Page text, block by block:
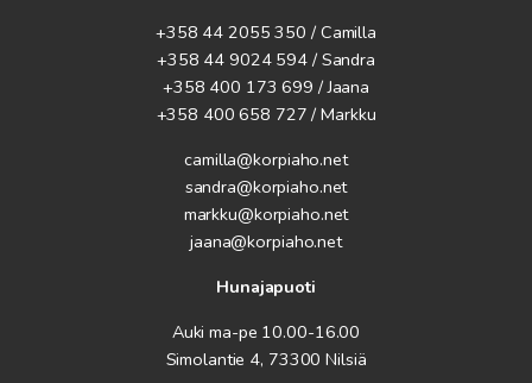
+358 44 2055 350 / Camilla
+358 44 9024 594 / Sandra
+358 400 173 699 / Jaana
+358 400 658 727 / Markku
camilla@korpiaho.net
sandra@korpiaho.net
markku@korpiaho.net
jaana@korpiaho.net
Hunajapuoti
Auki ma-pe 10.00-16.00
Simolantie 4, 73300 Nilsiä